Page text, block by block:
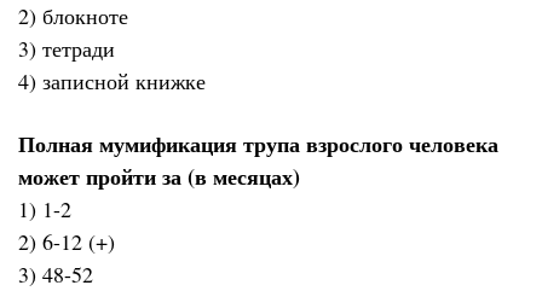
2) блокноте
3) тетради
4) записной книжке
Полная мумификация трупа взрослого человека
может пройти за (в месяцах)
1) 1-2
2) 6-12 (+)
3) 48-52